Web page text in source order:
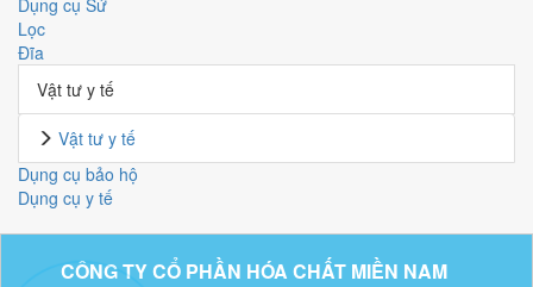
Lọc
Đĩa
Vật tư y tế
Vật tư y tế
Dụng cụ bảo hộ
Dụng cụ y tế
CÔNG TY CỔ PHẦN HÓA CHẤT MIỀN NAM